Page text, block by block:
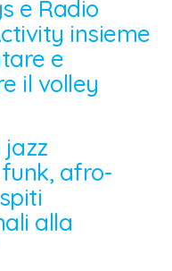
e Radio
insieme
e
il volley
jazz
afro-
alla